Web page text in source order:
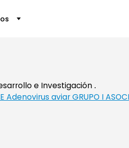
e Investigación
Adenovirus aviar GRUPO I